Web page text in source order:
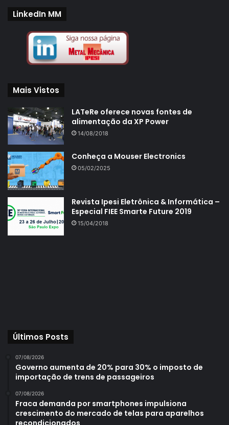
LinkedIn MM
Mais Vistos
LATeRe oferece novas fontes de
alimentação da XP Power
14/08/2018
Conheça a Mouser Electronics
05/02/2025
Revista Ipesi Eletrônica & Informática –
Especial FIEE Smarte Future 2019
15/04/2018
Últimos Posts
07/08/2026
Governo aumenta de 20% para 30% o imposto de
importação de trens de passageiros
07/08/2026
Fraca demanda por smartphones impulsiona
crescimento do mercado de telas para aparelhos